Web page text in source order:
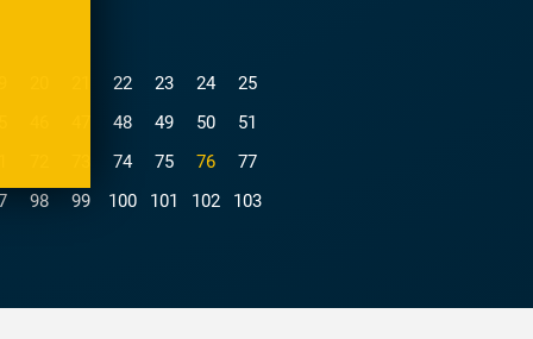
22 23 24
25
48 49 50
51
74 75 76(current)
77
98 99 100 101 102
103